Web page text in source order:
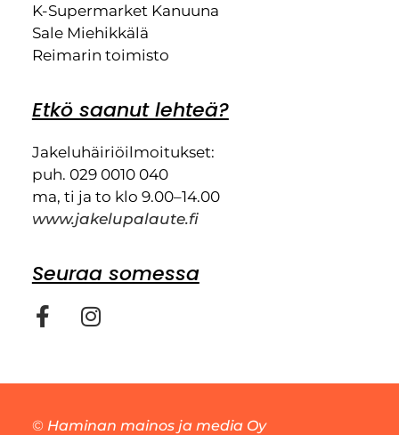
K-Supermarket Kanuuna
Sale Miehikkälä
Reimarin toimisto
Etkö saanut lehteä?
Jakeluhäiriöilmoitukset:
puh. 029 0010 040
ma, ti ja to klo 9.00–14.00
www.jakelupalaute.fi
Seuraa somessa
© Haminan mainos ja media Oy